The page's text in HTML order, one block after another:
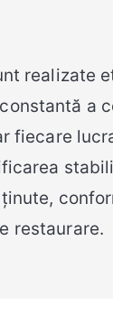
realizate
a
fiecare
restaurare.